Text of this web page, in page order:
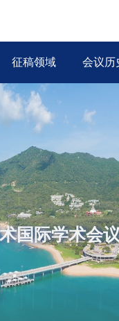
征稿领域 会议历
国际学术会